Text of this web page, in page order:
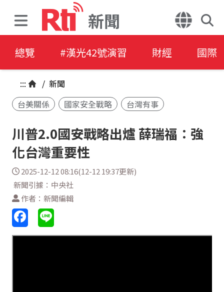
新聞
總覽 #漢光42號演習 財經 國際
::: / 新聞
台美關係
國家安全戰略 台灣有事
川普2.0國安戰略出爐 薛瑞福：強
化台灣重要性
2025-12-12 08:16(12-12 19:37更新)
新聞引據：中央社
作者：新聞編輯